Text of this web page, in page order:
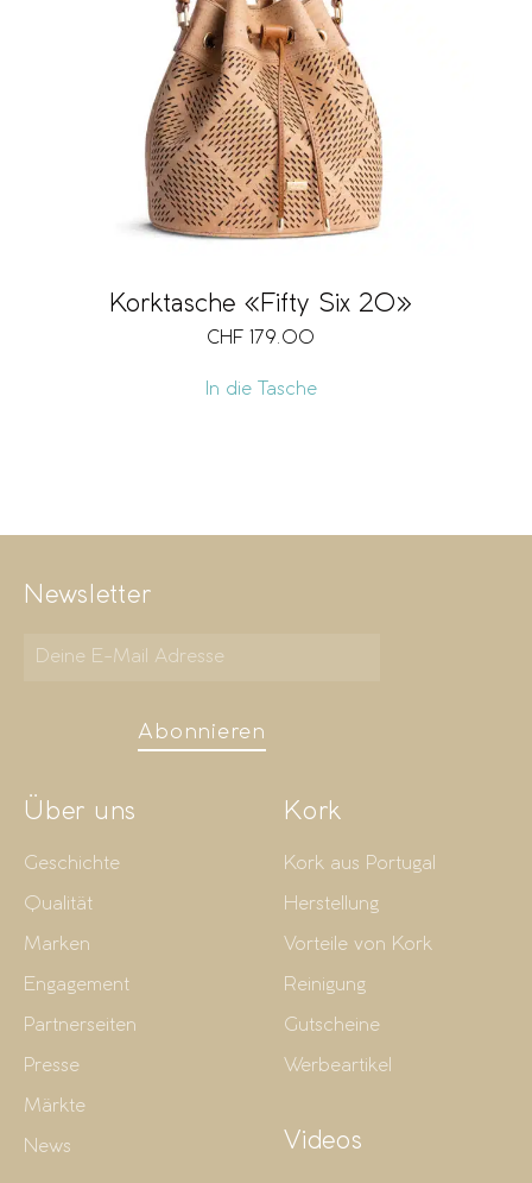
Korktasche «Fifty Six 20»
CHF 179.00
In die Tasche
Newsletter
Abonnieren
Über uns
Geschichte
Qualität
Marken
Engagement
Partnerseiten
Presse
Märkte
News
Kork
Kork aus Portugal
Herstellung
Vorteile von Kork
Reinigung
Gutscheine
Werbeartikel
Videos